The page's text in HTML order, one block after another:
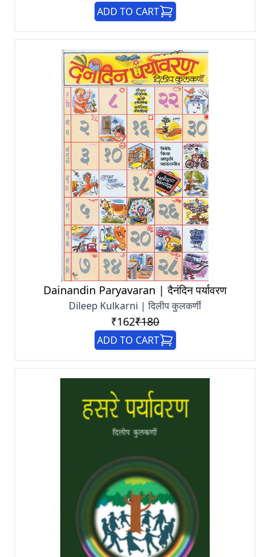
ADD TO CART
Dainandin Paryavaran | दैनंदिन पर्यावरण
Dileep Kulkarni | दिलीप कुलकर्णी
₹162₹180
ADD TO CART